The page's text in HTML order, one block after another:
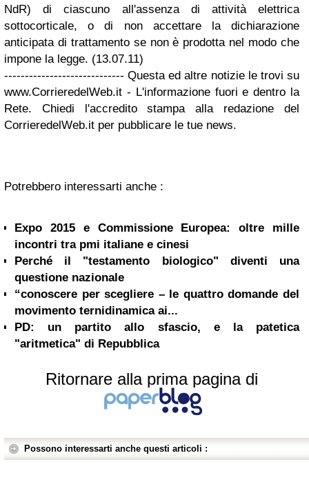
NdR) di ciascuno all'assenza di attività elettrica
sottocorticale, o di non accettare la dichiarazione
anticipata di trattamento se non è prodotta nel modo che
impone la legge. (13.07.11)
----------------------------- Questa ed altre notizie le trovi su
www.CorrieredelWeb.it - L'informazione fuori e dentro la
Rete. Chiedi l'accredito stampa alla redazione del
CorrieredelWeb.it per pubblicare le tue news.
Potrebbero interessarti anche :
Expo 2015 e Commissione Europea: oltre mille
incontri tra pmi italiane e cinesi
Perché il "testamento biologico" diventi una
questione nazionale
“conoscere per scegliere – le quattro domande del
movimento ternidinamica ai...
PD: un partito allo sfascio, e la patetica
"aritmetica" di Repubblica
Ritornare alla prima pagina di
Possono interessarti anche questi articoli :